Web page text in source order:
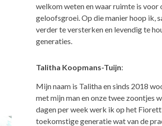
welkom weten en waar ruimte is
geloofsgroei. Op die manier hoop ik,
verder te versterken en levendig te
generaties.
Talitha Koopmans-Tuijn:
Mijn naam is Talitha en sinds 2018
met mijn man en onze twee zoontjes
dagen per week werk ik op het
toekomstige generatie wat van de